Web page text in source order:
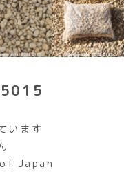
います
Japan